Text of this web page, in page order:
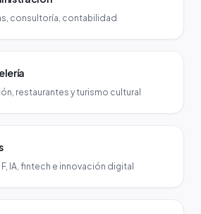
consultoría, contabilidad
restaurantes y turismo cultural
IA, fintech e innovación digital